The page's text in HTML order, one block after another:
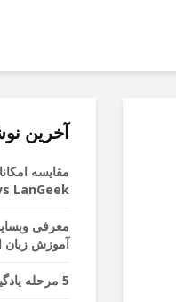
آخرین
مقایسه
LanGeek
آموزش زبان
5 مرحله یادگیری دیجیتال مارکتینگ از پایه